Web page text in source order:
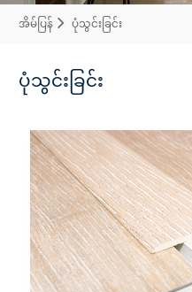
အိမ်ပြန် ပုံသွင်းခြင်း
ပုံသွင်းခြင်း